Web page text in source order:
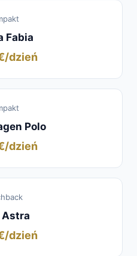
Fabia
dzień
Polo
dzień
Astra
dzień